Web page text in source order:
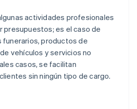
actividades profesionales
presupuestos; es el caso de
funerarios, productos de
vehículos y servicios no
casos, se facilitan
sin ningún tipo de cargo.